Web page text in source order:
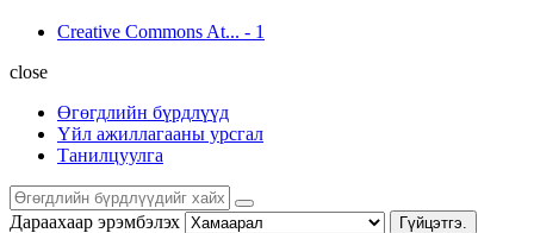
Creative Commons At... - 1
close
Өгөгдлийн бүрдлүүд
Үйл ажиллагааны урсгал
Танилцуулга
Дараахаар эрэмбэлэх Гүйцэтгэ.